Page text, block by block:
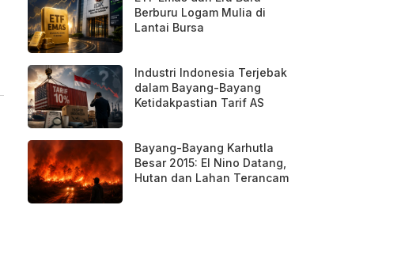
Berburu Logam Mulia di
Lantai Bursa
Industri Indonesia Terjebak
dalam Bayang-Bayang
Ketidakpastian Tarif AS
Bayang-Bayang Karhutla
Besar 2015: El Nino Datang,
Hutan dan Lahan Terancam